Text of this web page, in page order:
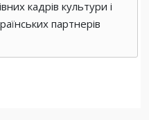
кадрів культури і
партнерів